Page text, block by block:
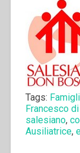
Tags:
Francesco
salesiano,
Ausiliatrice,